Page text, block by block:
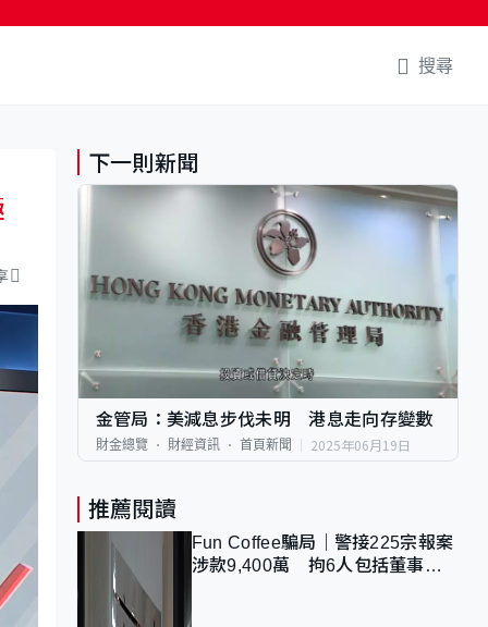
搜尋
下一則新聞
金管局：美減息步伐未明 港息走向存變數
財金總覽 財經資訊 首頁新聞 2025年06月19日
推薦閱讀
Fun Coffee騙局｜警接225宗報案
涉款9,400萬 拘6人包括董事股